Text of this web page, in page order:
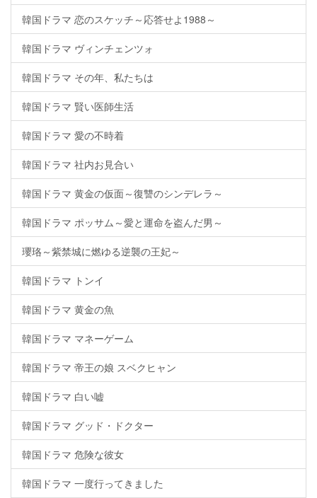
韓国ドラマ 恋のスケッチ～応答せよ1988～
韓国ドラマ ヴィンチェンツォ
韓国ドラマ その年、私たちは
韓国ドラマ 賢い医師生活
韓国ドラマ 愛の不時着
韓国ドラマ 社内お見合い
韓国ドラマ 黄金の仮面～復讐のシンデレラ～
韓国ドラマ ポッサム～愛と運命を盗んだ男～
瓔珞～紫禁城に燃ゆる逆襲の王妃～
韓国ドラマ トンイ
韓国ドラマ 黄金の魚
韓国ドラマ マネーゲーム
韓国ドラマ 帝王の娘 スベクヒャン
韓国ドラマ 白い嘘
韓国ドラマ グッド・ドクター
韓国ドラマ 危険な彼女
韓国ドラマ 一度行ってきました